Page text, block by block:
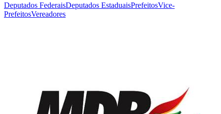
Deputados FederaisDeputados EstaduaisPrefeitosVice-
PrefeitosVereadores